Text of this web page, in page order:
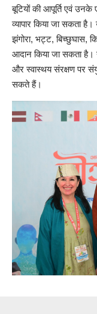
बूटियों की आपूर्ति एवं
व्यापार किया जा सकता
झंगोरा, भट्ट, बिच्छुघास,
आदान किया जा सकता है।
और स्वास्थय संरक्षण पर
सकते हैं।